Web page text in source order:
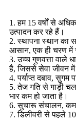
1. हम 15 वर्षों से
उत्पादन कर रहे हैं।
2. स्थापना स्थान का
आसान, एक ही चरण में
3. उच्च गुणवत्ता वाले
है, जिससे सेवा जीवन में
4. पर्याप्त दबाव, सुगम
5. तेज गति से गाड़ी
भार कम हो जाता है।
6. सुचारू संचालन, कम
7. डिलीवरी से पहले